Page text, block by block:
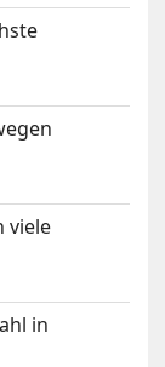
viele
in